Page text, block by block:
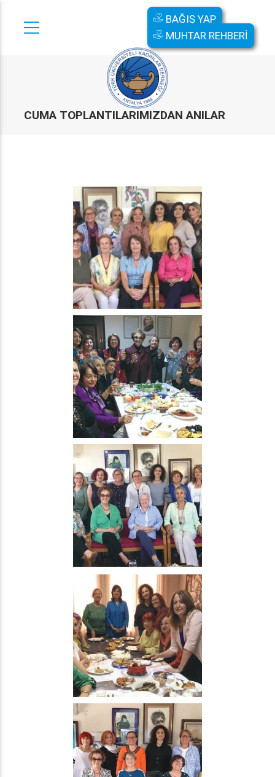
BAĞIŞ YAP
MUHTAR REHBERİ
CUMA TOPLANTILARIMIZDAN ANILAR